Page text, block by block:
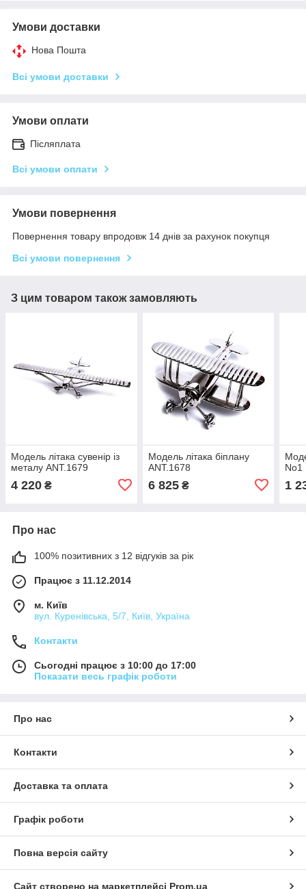
Умови доставки
Нова Пошта
Всі умови доставки
Умови оплати
Післяплата
Всі умови оплати
Умови повернення
Повернення товару впродовж 14 днів за рахунок покупця
Всі умови повернення
З цим товаром також замовляють
Модель літака сувенір із
металу ANT.1679
4 220 ₴
Модель літака біплану
ANT.1678
6 825₴
No1
1
Про нас
100% позитивних з 12 відгуків за рік
Працює з 11.12.2014
м. Київ
вул. Куренівська, 5/7, Київ, Україна
Контакти
Сьогодні працює з 10:00 до 17:00
Показати весь графік роботи
Про нас
Контакти
Доставка та оплата
Графік роботи
Повна версія сайту
Сайт створено на маркетплейсі Prom.ua